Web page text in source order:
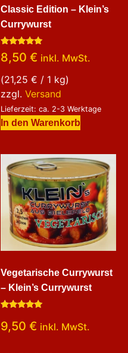
Classic Edition – Klein’s
Currywurst
Bewertet
mit
von 5
8,50 € inkl. MwSt.
(21,25 € / 1 kg)
zzgl. Versand
Lieferzeit: ca. 2-3 Werktage
In den Warenkorb
Vegetarische Currywurst
– Klein’s Currywurst
mit
5.00
9,50 € inkl. MwSt.